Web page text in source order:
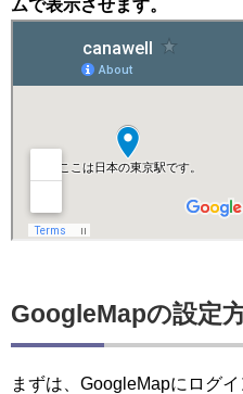
ムで表示させます。
GoogleMapの設定
まずは、GoogleMapにログ